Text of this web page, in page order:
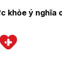
khỏe ý nghĩa